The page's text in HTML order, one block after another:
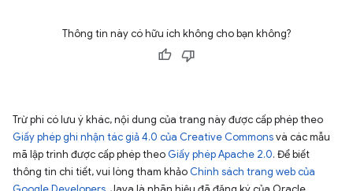
Thông tin này có hữu ích không cho bạn không?
Trừ phi có lưu ý khác, nội dung của trang này được cấp phép theo
Giấy phép ghi nhận tác giả 4.0 của Creative Commonsvà các mẫu
mã lập trình được cấp phép theo Giấy phép Apache 2.0. Để biết
thông tin chi tiết, vui lòng tham khảo Chính sách trang web của